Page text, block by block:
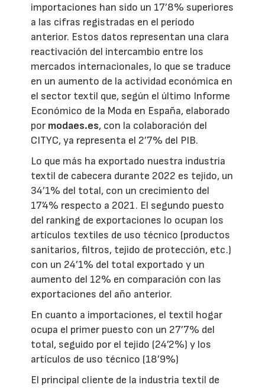
importaciones han sido un 17’8% superiores
a las cifras registradas en el período
anterior. Estos datos representan una clara
reactivación del intercambio entre los
mercados internacionales, lo que se traduce
en un aumento de la actividad económica en
el sector textil que, según el último Informe
Económico de la Moda en España, elaborado
por modaes.es, con la colaboración del
CITYC, ya representa el 2’7% del PIB.
Lo que más ha exportado nuestra industria
textil de cabecera durante 2022 es tejido, un
34’1% del total, con un crecimiento del
17’4% respecto a 2021. El segundo puesto
del ranking de exportaciones lo ocupan los
artículos textiles de uso técnico (productos
sanitarios, filtros, tejido de protección, etc.)
con un 24’1% del total exportado y un
aumento del 12% en comparación con las
exportaciones del año anterior.
En cuanto a importaciones, el textil hogar
ocupa el primer puesto con un 27’7% del
total, seguido por el tejido (24’2%) y los
artículos de uso técnico (18’9%)
El principal cliente de la industria textil de